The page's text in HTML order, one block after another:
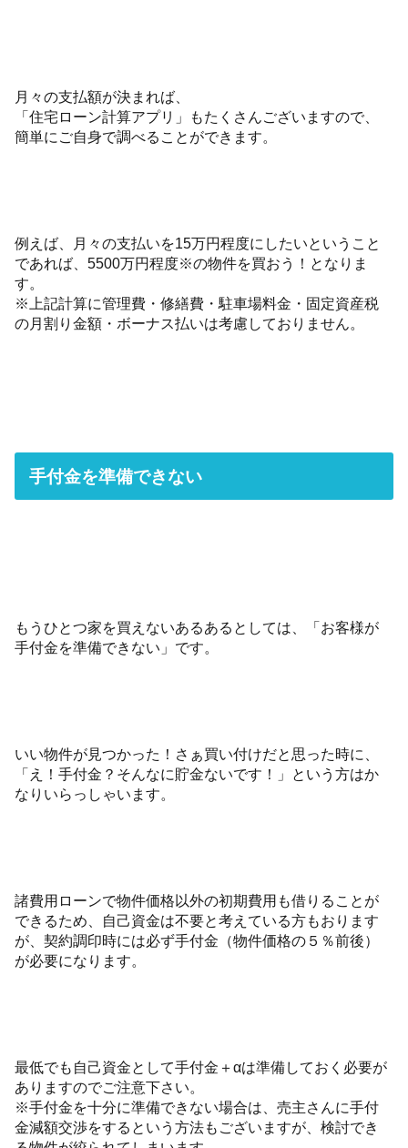
月々の支払額が決まれば、
「住宅ローン計算アプリ」もたくさんございますので、
簡単にご自身で調べることができます。
例えば、月々の支払いを15万円程度にしたいということ
であれば、5500万円程度※の物件を買おう！となりま
す。
※上記計算に管理費・修繕費・駐車場料金・固定資産税
の月割り金額・ボーナス払いは考慮しておりません。
手付金を準備できない
もうひとつ家を買えないあるあるとしては、「お客様が
手付金を準備できない」です。
いい物件が見つかった！さぁ買い付けだと思った時に、
「え！手付金？そんなに貯金ないです！」という方はか
なりいらっしゃいます。
諸費用ローンで物件価格以外の初期費用も借りることが
できるため、自己資金は不要と考えている方もおります
が、契約調印時には必ず手付金（物件価格の５％前後）
が必要になります。
最低でも自己資金として手付金＋αは準備しておく必要が
ありますのでご注意下さい。
※手付金を十分に準備できない場合は、売主さんに手付
金減額交渉をするという方法もございますが、検討でき